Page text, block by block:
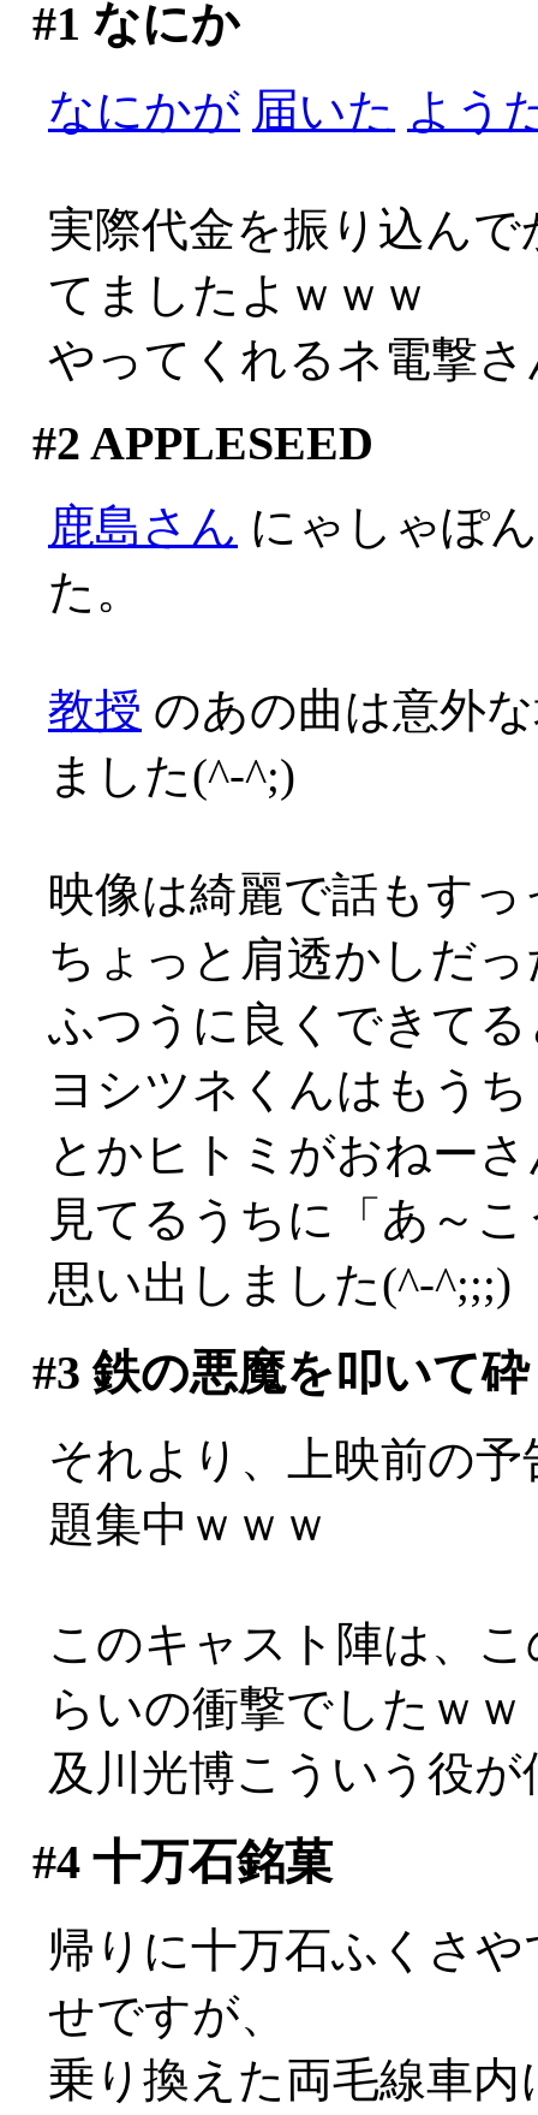
#1 なにか
なにかが 届いた よう
実際代金を振り込ん
てましたよｗｗｗ
やってくれるネ電撃さ
#2 APPLESEED
鹿島さん にゃしゃぽ
た。
教授 のあの曲は意外
ました(^-^;)
映像は綺麗で話もす
ちょっと肩透かしだ
ふつうに良くできて
ヨシツネくんはもう
とかヒトミがおねー
見てるうちに「あ～
思い出しました(^-^;;;)
#3 鉄の悪魔を叩いて
それより、上映前の
題集中ｗｗｗ
このキャスト陣は、
らいの衝撃でしたｗｗ
及川光博こういう役
#4十万石銘菓
帰りに十万石ふくさ
せですが、
乗り換えた両毛線車